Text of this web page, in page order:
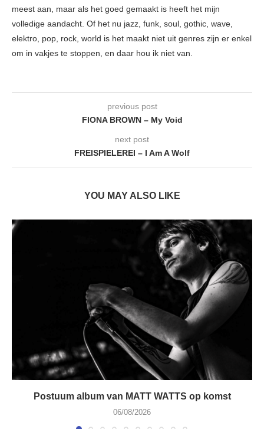
meest aan, maar als het goed gemaakt is heeft het mijn
volledige aandacht. Of het nu jazz, funk, soul, gothic, wave,
elektro, pop, rock, world is het maakt niet uit genres zijn er enkel
om in vakjes te stoppen, en daar hou ik niet van.
previous post
FIONA BROWN – My Void
next post
FREISPIELEREI – I Am A Wolf
YOU MAY ALSO LIKE
Postuum album van MATT WATTS op komst
06/08/2026